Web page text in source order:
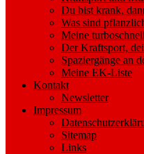
Du bist krank,
Was sind
Meine
Der Kraftsport,
Spaziergänge an
Meine EK-Liste
Kontakt
Newsletter
Impressum
Sitemap
Links